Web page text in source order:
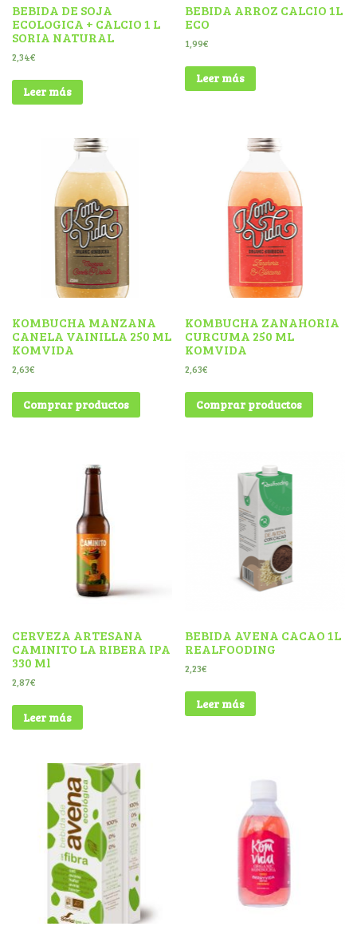
BEBIDA DE SOJA
ECOLOGICA + CALCIO 1 L
SORIA NATURAL
2,34€
Leer más
BEBIDA ARROZ CALCIO 1L
ECO
1,99€
Leer más
KOMBUCHA MANZANA
CANELA VAINILLA 250 ML
KOMVIDA
2,63€
Comprar productos
KOMBUCHA ZANAHORIA
CURCUMA 250 ML
KOMVIDA
2,63€
Comprar productos
CERVEZA ARTESANA
CAMINITO LA RIBERA IPA
330 Ml
2,87€
Leer más
BEBIDA AVENA CACAO 1L
REALFOODING
2,23€
Leer más